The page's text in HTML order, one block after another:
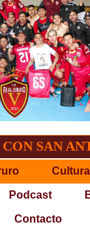
ANTONIO
Cultura
Podcast
Contacto